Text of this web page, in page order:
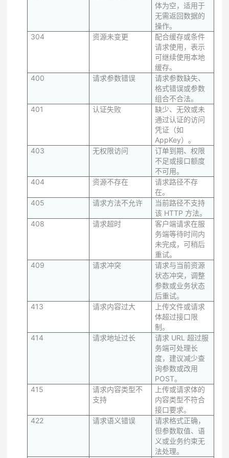
体为空，适用于
无需返回数据的
操作。
304
资源未变更
配合缓存或条件
请求使用，表示
可继续使用本地
缓存。
400
请求参数错误
请求参数缺失、
格式错误或参数
组合不合法。
401
认证失败
缺少、无效或未
通过认证的访问
凭证（如
AppKey）。
403
无权限访问
订单到期、权限
不足或接口额度
不可用。
404
资源不存在
请求路径不存
在。
405
请求方法不允许
当前路径不支持
该 HTTP 方法。
408
请求超时
客户端请求在服
务端等待时间内
未完成，可稍后
重试。
409
请求冲突
请求与当前资源
状态冲突，调整
参数或业务状态
后重试。
413
请求内容过大
上传文件或请求
体超过接口限
制。
414
请求地址过长
请求 URL 超过服
务端可处理长
度，建议减少查
询参数或改用
POST。
415
请求内容类型不
支持
上传或请求体的
内容类型不符合
接口要求。
422
请求语义错误
请求格式正确，
但参数取值、语
义或业务约束无
法处理。